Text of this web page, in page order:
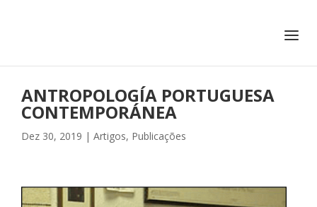
ANTROPOLOGÍA PORTUGUESA
CONTEMPORÁNEA
Dez 30, 2019 | Artigos, Publicações